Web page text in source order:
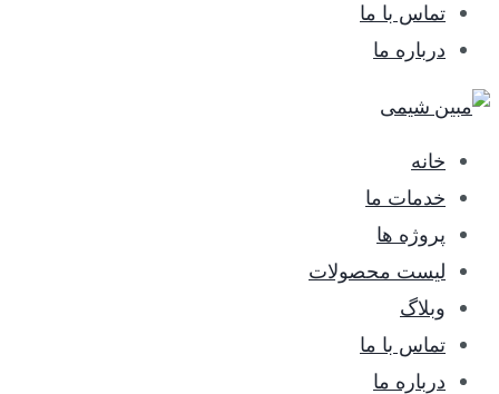
تماس با ما
درباره ما
خانه
خدمات ما
پروژه ها
لیست محصولات
وبلاگ
تماس با ما
درباره ما